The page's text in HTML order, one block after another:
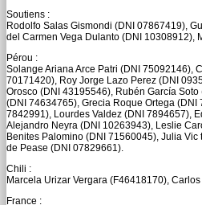
Soutiens :
Rodolfo Salas Gismondi (DNI 07867419),
del Carmen Vega Dulanto (DNI 10308912),
Pérou :
Solange Ariana Arce Patri (DNI 75092146),
70171420), Roy Jorge Lazo Perez (DNI
Orosco (DNI 43195546), Rubén García
(DNI 74634765), Grecia Roque Ortega
7842991), Lourdes Valdez (DNI 7894657),
Alejandro Neyra (DNI 10263943), Leslie
Benites Palomino (DNI 71560045), Julia
de Pease (DNI 07829661).
Chili :
Marcela Urizar Vergara (F46418170),
France :